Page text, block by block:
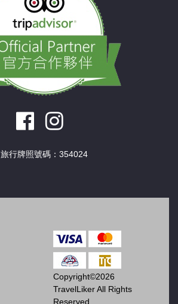
旅行牌照號碼：354024
Copyright©2026
TravelLiker All Rights
Reserved.